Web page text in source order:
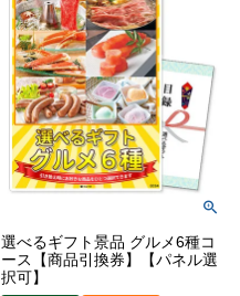
選べるギフト景品 グルメ6種コ
ース【商品引換券】【パネル選
択可】